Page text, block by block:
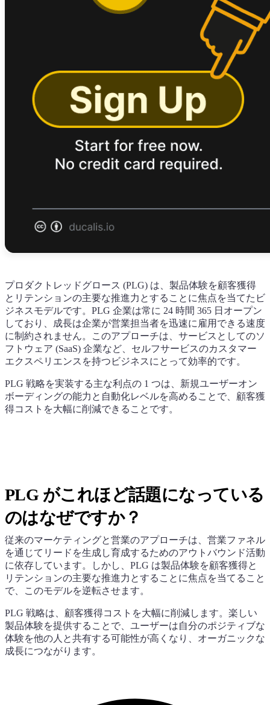
プロダクトレッドグロース (PLG) は、製品体験を顧客獲得
とリテンションの主要な推進力とすることに焦点を当てたビ
ジネスモデルです。PLG 企業は常に 24 時間 365 日オープン
しており、成長は企業が営業担当者を迅速に雇用できる速度
に制約されません。このアプローチは、サービスとしてのソ
フトウェア (SaaS) 企業など、セルフサービスのカスタマー
エクスペリエンスを持つビジネスにとって効率的です。
PLG 戦略を実装する主な利点の 1 つは、新規ユーザーオン
ボーディングの能力と自動化レベルを高めることで、顧客獲
得コストを大幅に削減できることです。
PLG がこれほど話題になっている
のはなぜですか？
従来のマーケティングと営業のアプローチは、営業ファネル
を通じてリードを生成し育成するためのアウトバウンド活動
に依存しています。しかし、PLG は製品体験を顧客獲得と
リテンションの主要な推進力とすることに焦点を当てること
で、このモデルを逆転させます。
PLG 戦略は、顧客獲得コストを大幅に削減します。楽しい
製品体験を提供することで、ユーザーは自分のポジティブな
体験を他の人と共有する可能性が高くなり、オーガニックな
成長につながります。